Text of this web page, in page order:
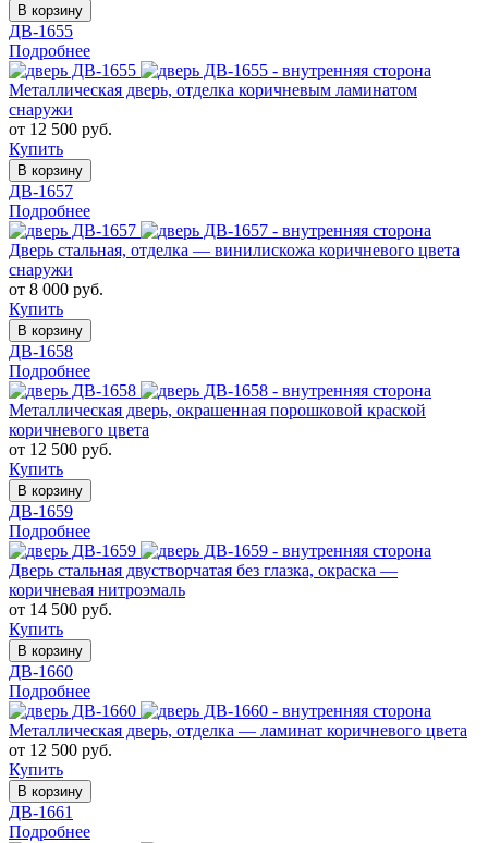
В корзину
ДВ-1655
Подробнее
Металлическая дверь, отделка коричневым ламинатом
снаружи
от 12 500 руб.
Купить
В корзину
ДВ-1657
Подробнее
Дверь стальная, отделка — винилискожа коричневого цвета
снаружи
от 8 000 руб.
Купить
В корзину
ДВ-1658
Подробнее
Металлическая дверь, окрашенная порошковой краской
коричневого цвета
от 12 500 руб.
Купить
В корзину
ДВ-1659
Подробнее
Дверь стальная двустворчатая без глазка, окраска —
коричневая нитроэмаль
от 14 500 руб.
Купить
В корзину
ДВ-1660
Подробнее
Металлическая дверь, отделка — ламинат коричневого цвета
от 12 500 руб.
Купить
В корзину
ДВ-1661
Подробнее